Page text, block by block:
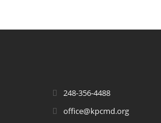
248-356-4488
office@kpcmd.org